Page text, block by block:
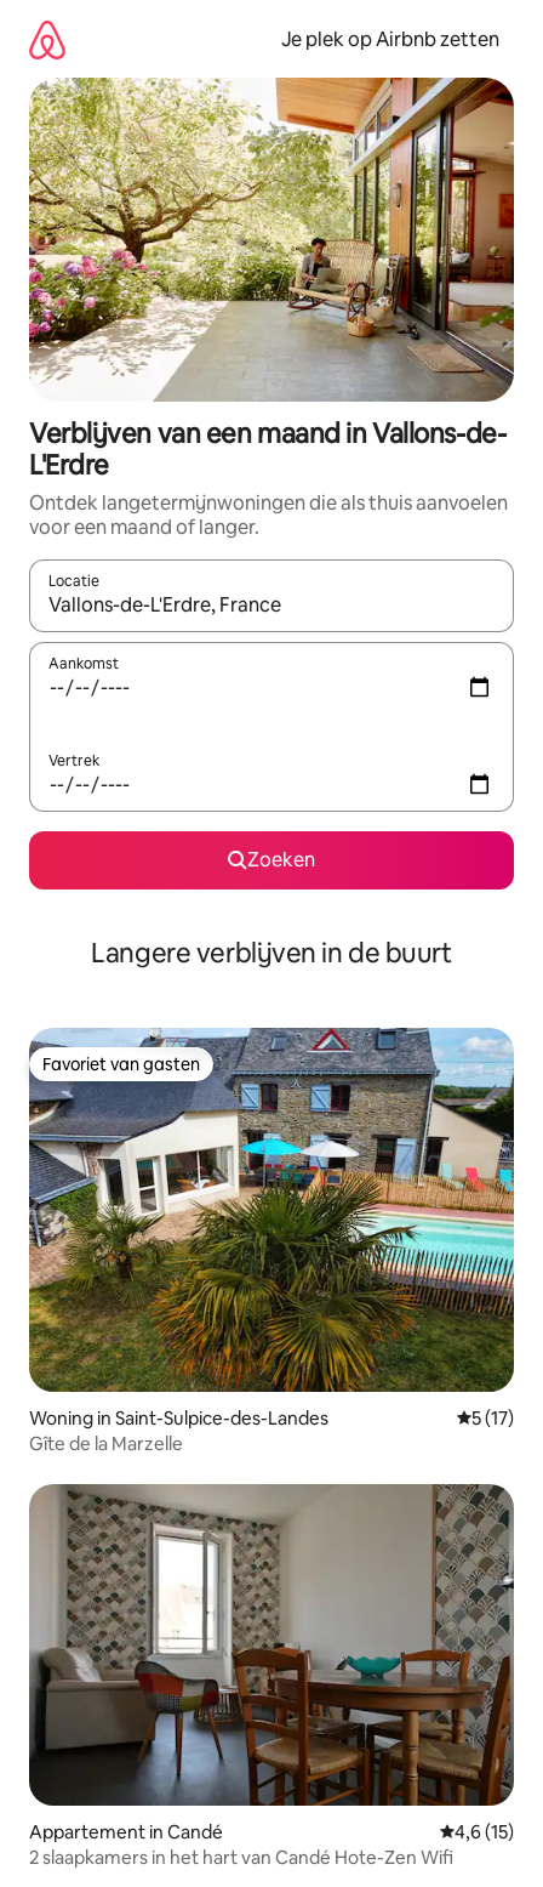
direct
naar
inhoud
Je plek op Airbnb zetten
Verblijven van een maand in Vallons-de-
L'Erdre
Ontdek langetermijnwoningen die als thuis aanvoelen
voor een maand of langer.
Locatie
Wanneer er resultaten beschikbaar zijn, maak je een keuze
Aankomst
Vertrek
Zoeken
Langere verblijven in de buurt
Favoriet van gasten
Favoriet van gasten
Woning in Saint-Sulpice-des-Landes
5 (17)
Gîte de la Marzelle
Appartement in Candé
4,6 (15)
2 slaapkamers in het hart van Candé Hote-Zen Wifi